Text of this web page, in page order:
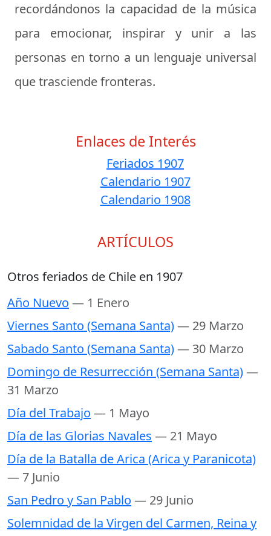
recordándonos la capacidad de la música
para emocionar, inspirar y unir a las
personas en torno a un lenguaje universal
que trasciende fronteras.
Enlaces de Interés
Feriados 1907
Calendario 1907
Calendario 1908
ARTÍCULOS
Otros feriados de Chile en 1907
Año Nuevo — 1 Enero
Viernes Santo (Semana Santa)— 29 Marzo
Sabado Santo (Semana Santa)— 30 Marzo
Domingo de Resurrección (Semana Santa)—
31 Marzo
Día del Trabajo — 1 Mayo
Día de las Glorias Navales — 21 Mayo
Día de la Batalla de Arica (Arica y Paranicota)
— 7 Junio
San Pedro y San Pablo — 29 Junio
Solemnidad de la Virgen del Carmen, Reina y